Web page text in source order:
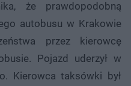
że prawdopodobną
autobusu w Krakowie
przez kierowcę
Pojazd uderzył w
Kierowca taksówki był